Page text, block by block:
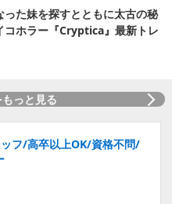
った妹を探すとともに太古の秘
コホラー『Cryptica』最新トレ
っと見る
フ/高卒以上OK/資格不問/